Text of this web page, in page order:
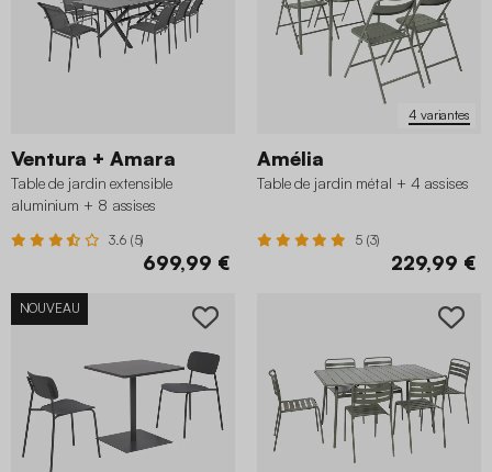
Ventura + Amara
Table de jardin extensible
aluminium + 8 assises
3.6 (5)
699,99 €
4 variantes
Amélia
Table de jardin métal + 4 assises
5 (3)
229,99 €
NOUVEAU